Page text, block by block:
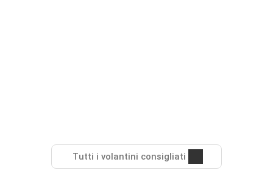
Tutti i volantini consigliati